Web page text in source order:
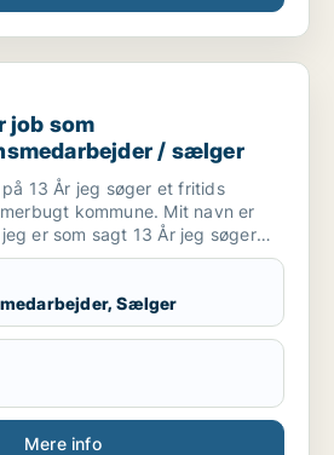
kommunikationsmedarbejder /
job som
/ sælger
13 År jeg søger et fritids
kommune. Mit navn er
er som sagt 13 År jeg søger
og kommunikation det er lidt
Sælger
Mere info